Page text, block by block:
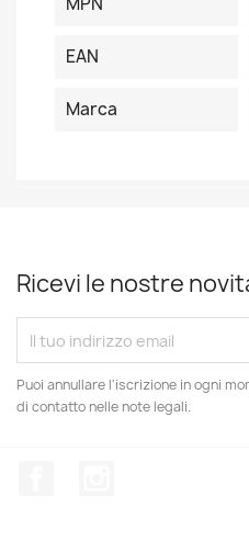
EAN
Marca
Ricevi le nostre
Puoi annullare l'iscrizione in ogni
di contatto nelle note legali.